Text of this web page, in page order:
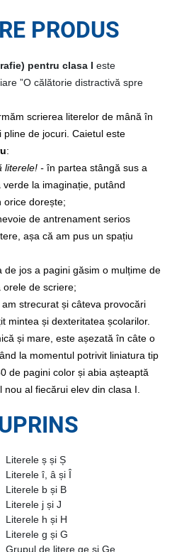
PRODUS
pentru clasa I este
”O călătorie distractivă spre
scrierea literelor de mână în
de jocuri. Caietul este
:
literele! -în partea stângă sus a
la imaginație, putând
orice dorește;
de antrenament serios
așa că am pus un spațiu
de jos a pagini găsim o mulțime de
orele de scriere;
am strecurat și câteva provocări
mintea și dexteritatea școlarilor.
și mare, este așezată în câte o
la momentul potrivit liniatura tip
de pagini color și abia așteaptă
al fiecărui elev din clasa I.
Literele ș și Ș
Literele î, â și Î
Literele b și B
Literele j și J
Literele h și H
Literele g și G
Grupul de litere ge și Ge